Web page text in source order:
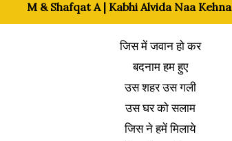
M & Shafqat A | Kabhi Alvida Naa Kehna
जिस में जवान हो कर
बदनाम हम हुए
उस शहर उस गली
उस घर को सलाम
जिस ने हमें मिलाये